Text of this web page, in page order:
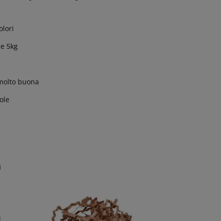
5kg
buona